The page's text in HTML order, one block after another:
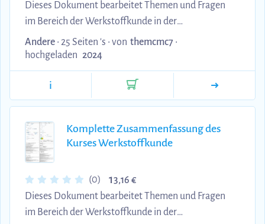
Dieses Dokument bearbeitet Themen und Fragen
im Bereich der Werkstoffkunde in der
Fahrzeugentwicklung. Die Fragen beziehen sich
dabei auf das Skript und die Themen aus dem
Modulhandbuch.
Andere • 25 Seiten 's • von themcmc7 •
hochgeladen 2024
i
Komplette Zusammenfassung des
Kurses Werkstoffkunde
(0) 13,16 €
Dieses Dokument bearbeitet Themen und Fragen
im Bereich der Werkstoffkunde in der